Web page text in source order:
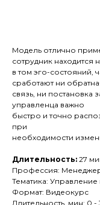
Модель отлично
сотрудник находится
в том эго-состояний,
сработают ни
связь, ни постановка
управленца важно
быстро и точно
при
необходимости
Длительность: 27
Профессия:
Тематика:
Формат: Видеокурс
Длительность, мин: 0 -